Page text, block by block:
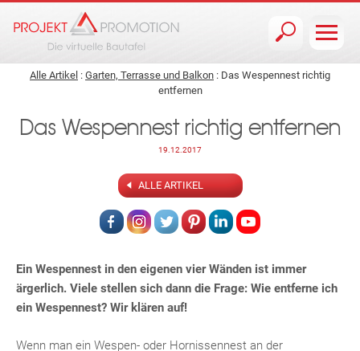
Alle Artikel : Garten, Terrasse und Balkon : Das Wespennest richtig
entfernen
Das Wespennest richtig entfernen
19.12.2017
ALLE ARTIKEL
Ein Wespennest in den eigenen vier Wänden ist immer
ärgerlich. Viele stellen sich dann die Frage: Wie entferne ich
ein Wespennest? Wir klären auf!
Wenn man ein Wespen- oder Hornissennest an der